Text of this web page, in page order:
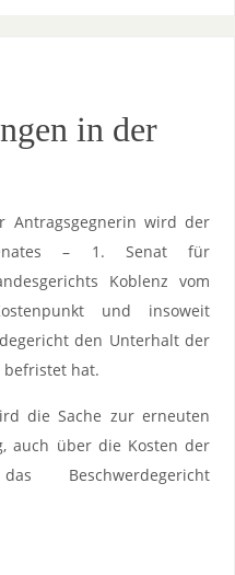
in der
Antragsgegnerin wird der
– 1. Senat für
Koblenz vom
und insoweit
den Unterhalt der
befristet hat.
die Sache zur erneuten
auch über die Kosten der
Beschwerdegericht